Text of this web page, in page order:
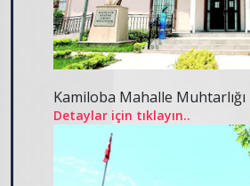
Kamiloba Mahalle Muhtarlığı
Detaylar için tıklayın..